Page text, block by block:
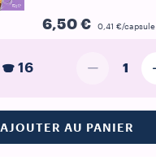
6,50 € 0,41 €/capsule
16 1
AJOUTER AU PANIER